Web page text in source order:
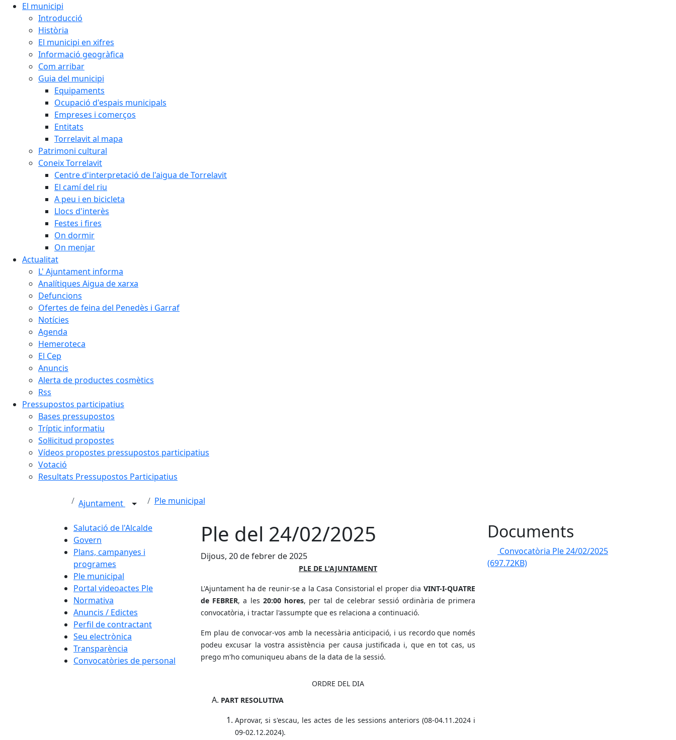
El municipi
Introducció
Història
El municipi en xifres
Informació geogràfica
Com arribar
Guia del municipi
Equipaments
Ocupació d'espais municipals
Empreses i comerços
Entitats
Torrelavit al mapa
Patrimoni cultural
Coneix Torrelavit
Centre d'interpretació de l'aigua de Torrelavit
El camí del riu
A peu i en bicicleta
Llocs d'interès
Festes i fires
On dormir
On menjar
Actualitat
L' Ajuntament informa
Analítiques Aigua de xarxa
Defuncions
Ofertes de feina del Penedès i Garraf
Notícies
Agenda
Hemeroteca
El Cep
Anuncis
Alerta de productes cosmètics
Rss
Pressupostos participatius
Bases pressupostos
Tríptic informatiu
Sol·licitud propostes
Vídeos propostes pressupostos participatius
Votació
Resultats Pressupostos Participatius
Ajuntament Ple municipal
Salutació de l'Alcalde
Govern
Plans, campanyes i
programes
Ple municipal
Portal videoactes Ple
Normativa
Anuncis / Edictes
Perfil de contractant
Seu electrònica
Transparència
Convocatòries de personal
Ple del 24/02/2025
Dijous, 20 de febrer de 2025
PLE DE L'AJUNTAMENT
L'Ajuntament ha de reunir-se a la Casa Consistorial el proper dia VINT-I-QUATRE
de FEBRER, a les 20:00 hores, per tal de celebrar sessió ordinària de primera
convocatòria, i tractar l'assumpte que es relaciona a continuació.
Em plau de convocar-vos amb la necessària anticipació, i us recordo que només
podeu excusar la vostra assistència per causa justificada i, que en tot cas, us
prego m'ho comuniqueu abans de la data de la sessió.
ORDRE DEL DIA
PART RESOLUTIVA
Aprovar, si s'escau, les actes de les sessions anteriors (08-04.11.2024 i
09-02.12.2024).
Documents
Convocatòria Ple 24/02/2025
(697.72KB)